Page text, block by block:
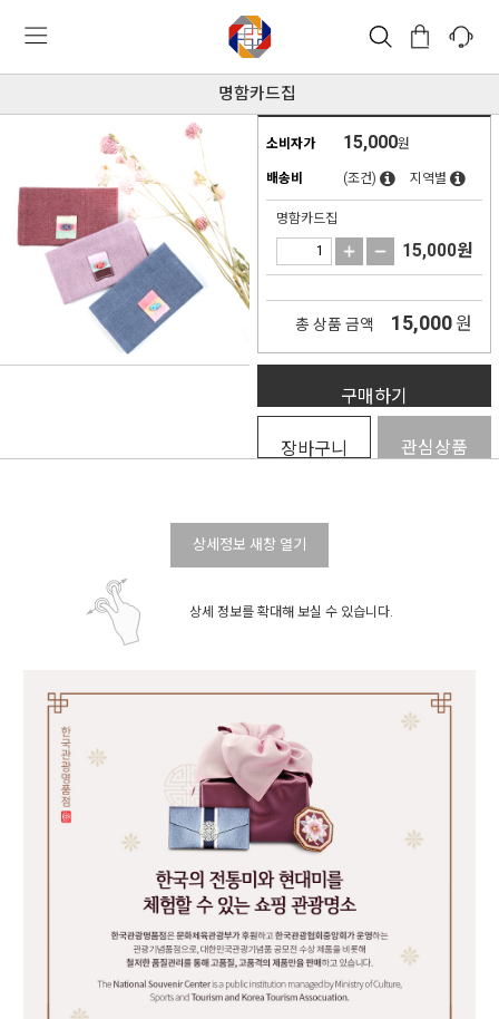
명함카드집
소비자가 15,000원
배송비 (조건) 지역별
명함카드집
15,000원
총 상품 금액 15,000 원
구매하기
장바구니 관심상품
상세정보 새창 열기
상세 정보를 확대해 보실 수 있습니다.